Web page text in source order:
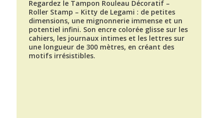
Regardez le Tampon Rouleau Décoratif –
Roller Stamp – Kitty de Legami : de petites
dimensions, une mignonnerie immense et un
potentiel infini. Son encre colorée glisse sur les
cahiers, les journaux intimes et les lettres sur
une longueur de 300 mètres, en créant des
motifs irrésistibles.